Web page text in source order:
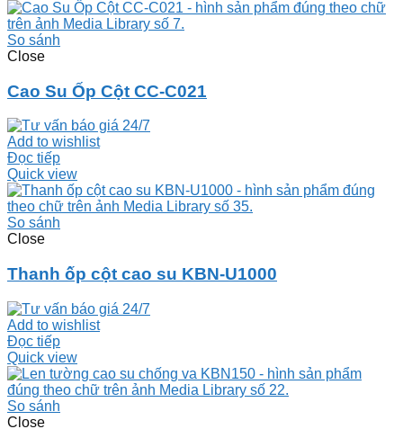
So sánh
Close
Cao Su Ốp Cột CC-C021
Add to wishlist
Đọc tiếp
Quick view
So sánh
Close
Thanh ốp cột cao su KBN-U1000
Add to wishlist
Đọc tiếp
Quick view
So sánh
Close